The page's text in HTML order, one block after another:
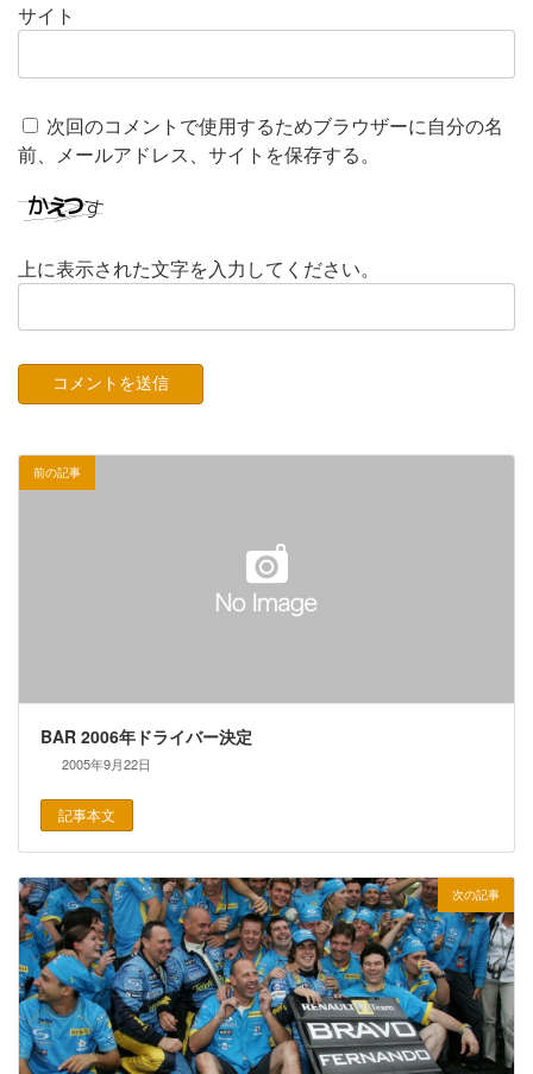
サイト
次回のコメントで使用するためブラウザーに自分の名
前、メールアドレス、サイトを保存する。
上に表示された文字を入力してください。
前の記事
BAR 2006年ドライバー決定
2005年9月22日
記事本文
次の記事